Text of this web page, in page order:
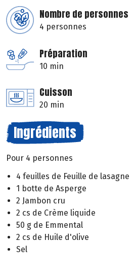
Nombre de personnes
4 personnes
Préparation
10 min
Cuisson
20 min
Ingrédients
Pour 4 personnes
4 feuilles de Feuille de lasagne
1 botte de Asperge
2 Jambon cru
2 cs de Crème liquide
50 g de Emmental
2 cs de Huile d'olive
Sel